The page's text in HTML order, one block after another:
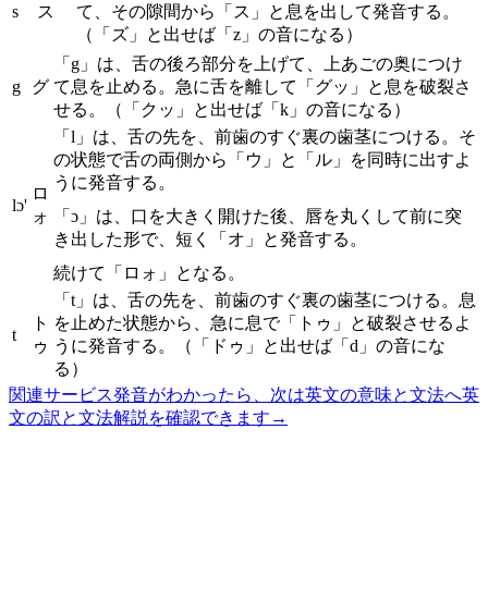
s ス
て、その隙間から「ス」と息を出して発音する。
（「ズ」と出せば「z」の音になる）
g グ
「g」は、舌の後ろ部分を上げて、上あごの奥につけ
て息を止める。急に舌を離して「グッ」と息を破裂さ
せる。（「クッ」と出せば「k」の音になる）
lɔ'
ロ
ォ
「l」は、舌の先を、前歯のすぐ裏の歯茎につける。そ
の状態で舌の両側から「ウ」と「ル」を同時に出すよ
うに発音する。
「ɔ」は、口を大きく開けた後、唇を丸くして前に突
き出した形で、短く「オ」と発音する。
続けて「ロォ」となる。
t
ト
ゥ
「t」は、舌の先を、前歯のすぐ裏の歯茎につける。息
を止めた状態から、急に息で「トゥ」と破裂させるよ
うに発音する。（「ドゥ」と出せば「d」の音にな
る）
関連サービス発音がわかったら、次は英文の意味と文法へ英
文の訳と文法解説を確認できます →